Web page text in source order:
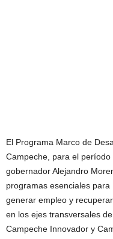
El Programa Marco de
Campeche, para el
gobernador Alejandro
programas esenciales para
generar empleo y
en los ejes transversales
Campeche Innovador y